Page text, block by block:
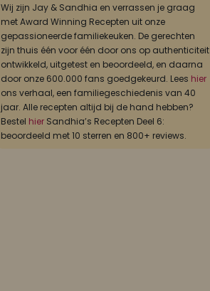
Wij zijn Jay & Sandhia en verrassen je graag
met Award Winning Recepten uit onze
gepassioneerde familiekeuken. De gerechten
zijn thuis één voor één door ons op authenticiteit
ontwikkeld, uitgetest en beoordeeld, en daarna
door onze 600.000 fans goedgekeurd. Lees hier
ons verhaal, een familiegeschiedenis van 40
jaar. Alle recepten altijd bij de hand hebben?
Bestel hier Sandhia’s Recepten Deel 6:
beoordeeld met 10 sterren en 800+ reviews.